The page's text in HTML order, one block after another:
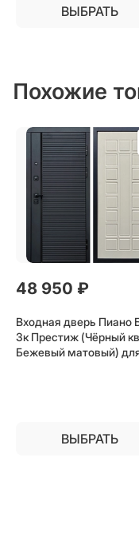
ВЫБРАТЬ
Похожие
48 950 ₽
Входная дверь Пиано
3к Престиж (Чёрный
Бежевый матовый)
ВЫБРАТЬ